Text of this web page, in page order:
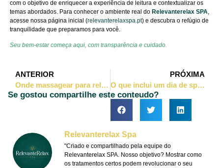
com o objetivo de enriquecer a experiência de leitura e contextualizar os
temas abordados. Para conhecer o ambiente real do Relevanterelax SPA
acesse nossa página inicial (relevanterelaxspa.pt) e descubra o refúgio de
tranquilidade que preparamos para você.
Seu bem-estar começa aqui, com transparência e cuidado.
ANTERIOR
Onde massagear para relaxar os pés?
PRÓXIMA
O que inclui um dia de spa, para o dia dos namorados?
Se gostou compartilhe este conteudo?
Relevanterelax Spa
"Criado e compartilhado pela equipe do
Relevanterelax SPA. Nosso objetivo? Mostrar como
os tratamentos certos podem revolucionar o seu